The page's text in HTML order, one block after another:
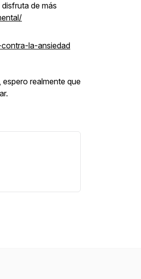
de más
la-ansiedad
realmente que